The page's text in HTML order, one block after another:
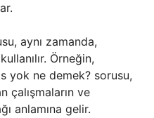
aynı zamanda,
Örneğin,
yok ne demek? sorusu,
çalışmaların ve
anlamına gelir.